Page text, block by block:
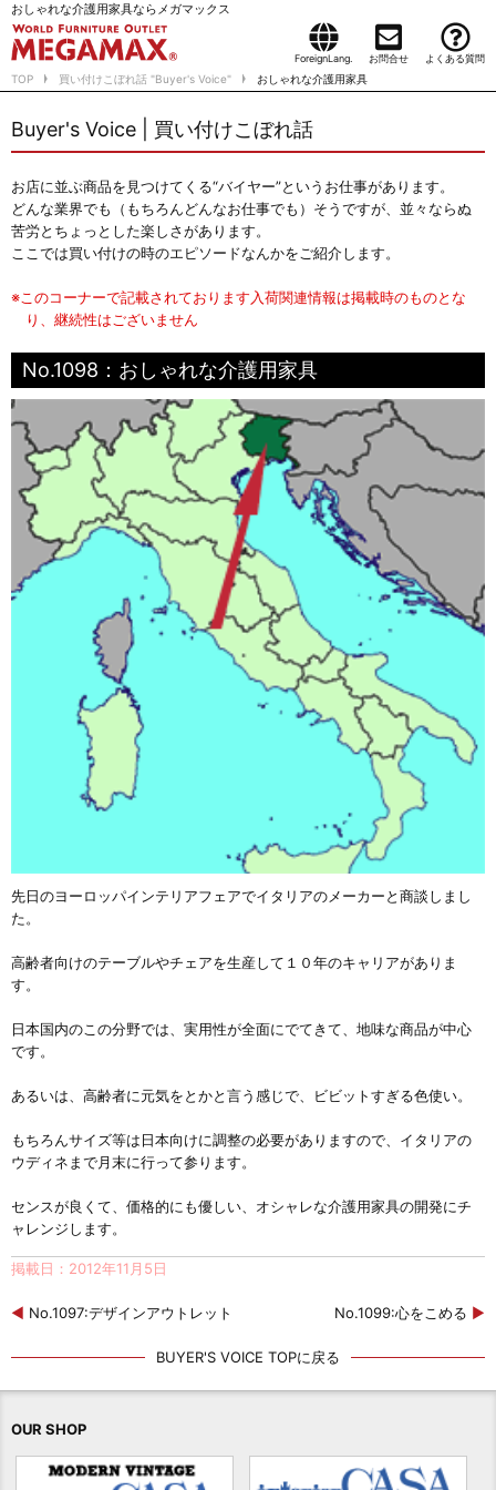
おしゃれな介護用家具ならメガマックス
ForeignLang. お問合せ よくある質問
TOP 買い付けこぼれ話 "Buyer's Voice" おしゃれな介護用家具
Buyer's Voice | 買い付けこぼれ話
お店に並ぶ商品を見つけてくる“バイヤー”というお仕事があります。
どんな業界でも（もちろんどんなお仕事でも）そうですが、並々ならぬ
苦労とちょっとした楽しさがあります。
ここでは買い付けの時のエピソードなんかをご紹介します。
※このコーナーで記載されております入荷関連情報は掲載時のものとな
り、継続性はございません
No.1098：おしゃれな介護用家具
先日のヨーロッパインテリアフェアでイタリアのメーカーと商談しまし
た。
高齢者向けのテーブルやチェアを生産して１０年のキャリアがありま
す。
日本国内のこの分野では、実用性が全面にでてきて、地味な商品が中心
です。
あるいは、高齢者に元気をとかと言う感じで、ビビットすぎる色使い。
もちろんサイズ等は日本向けに調整の必要がありますので、イタリアの
ウディネまで月末に行って参ります。
センスが良くて、価格的にも優しい、オシャレな介護用家具の開発にチ
ャレンジします。
掲載日：2012年11月5日
◀ No.1097:デザインアウトレット No.1099:心をこめる ▶
BUYER'S VOICE TOPに戻る
OUR SHOP